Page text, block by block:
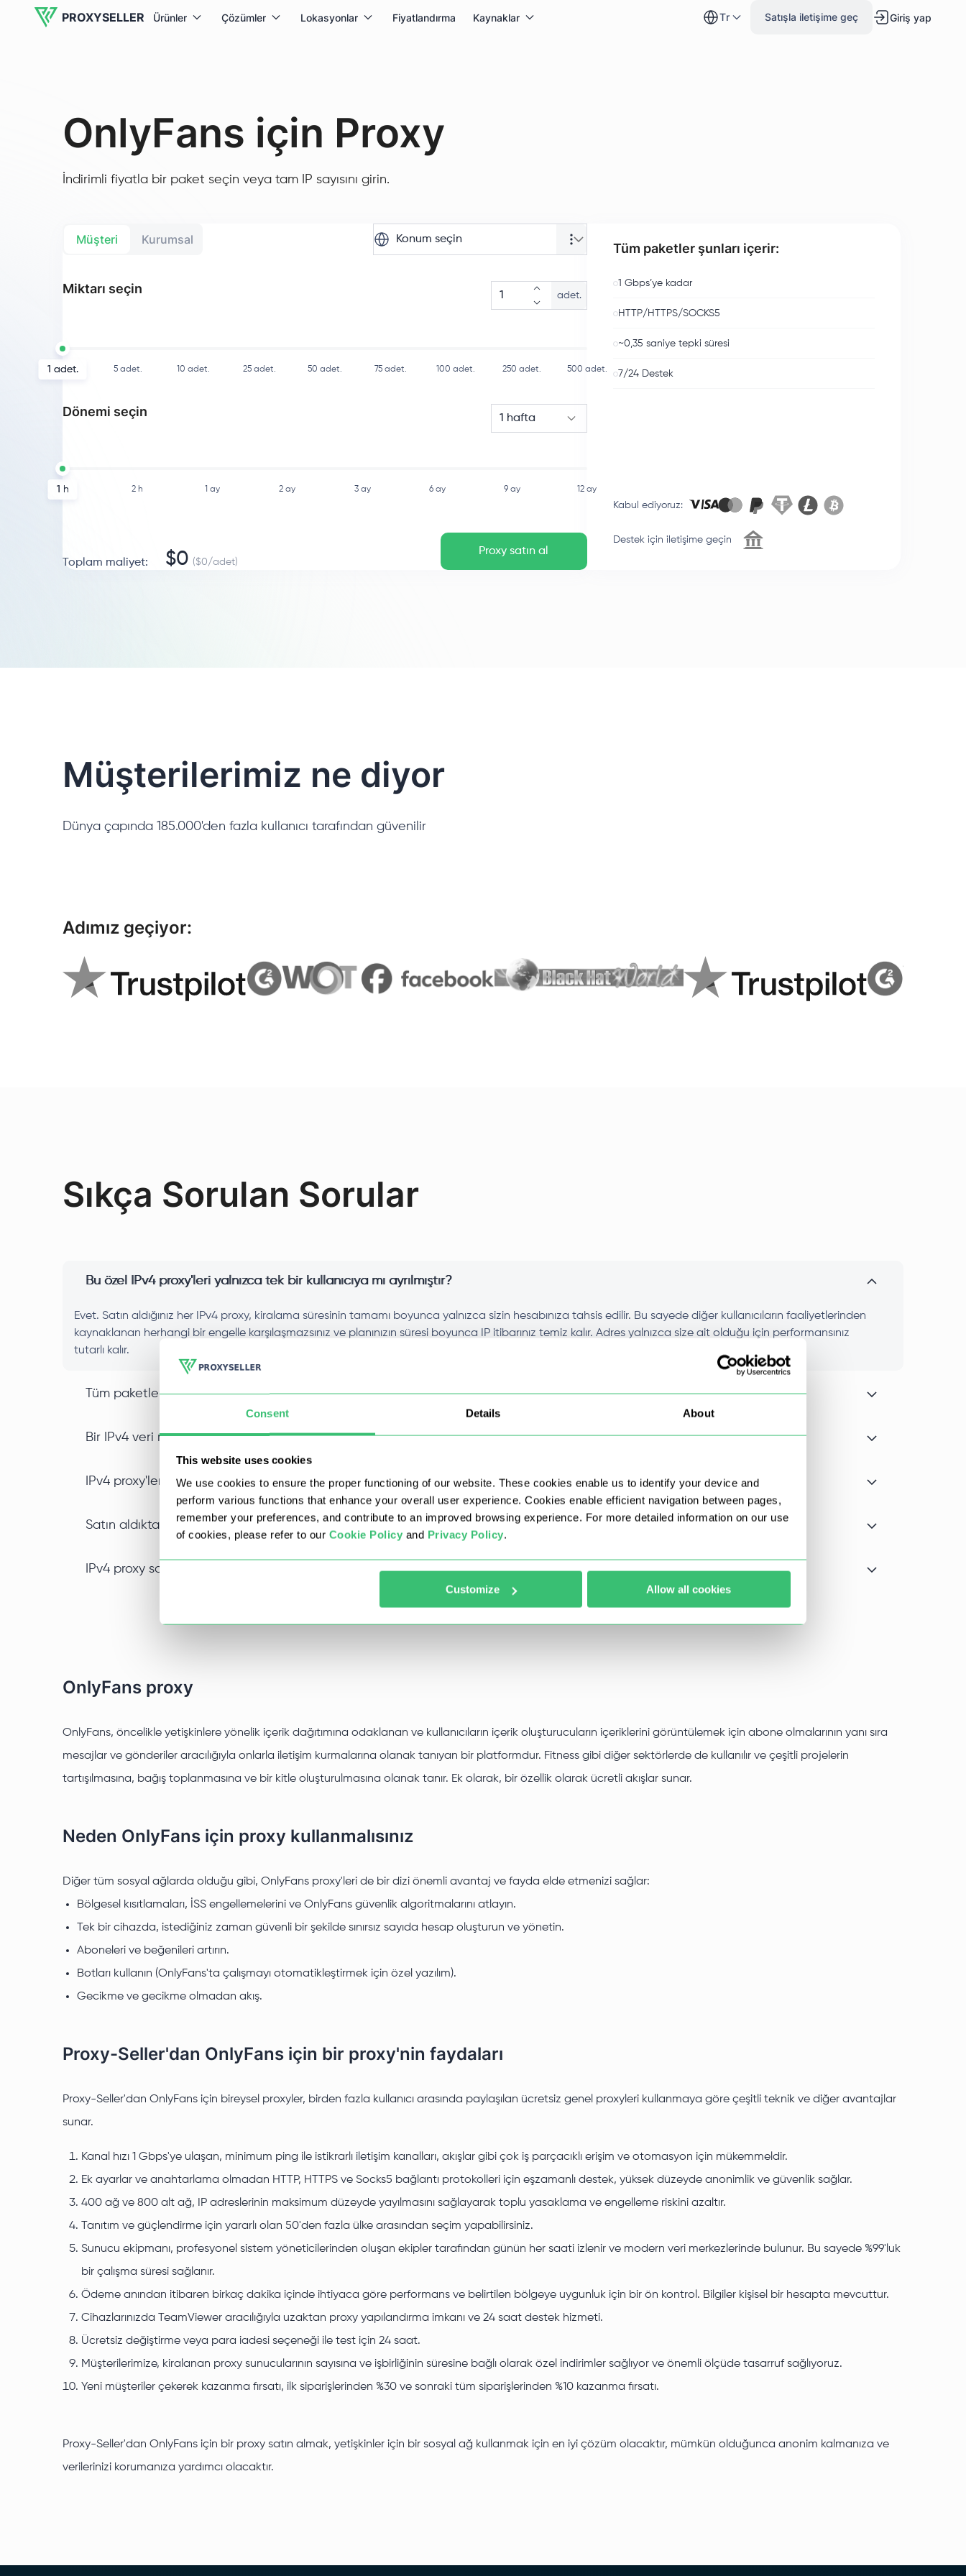
Consent Details About
This website uses cookies
We use cookies to ensure the proper functioning of our website. These cookies enable us to identify your device and
perform various functions that enhance your overall user experience. Cookies enable efficient navigation between pages,
remember your preferences, and contribute to an improved browsing experience. For more detailed information on our use
of cookies, please refer to our Cookie Policy and Privacy Policy.
Customize Allow all cookies
PROXYSELLER Ürünler Çözümler Lokasyonlar Fiyatlandırma Kaynaklar tr Satışla iletişime geç Giriş yap
OnlyFans için Proxy
İndirimli fiyatla bir paket seçin veya tam IP sayısını girin.
Müşteri Kurumsal Konum seçin
Miktarı seçin adet.
1 adet. 5 adet. 10 adet. 25 adet. 50 adet. 75 adet. 100 adet. 250 adet. 500 adet.
Dönemi seçin 1 hafta
1 h 2 h 1 ay 2 ay 3 ay 6 ay 9 ay 12 ay
Toplam maliyet: $0 ($0/adet)
Proxy satın al
Tüm paketler şunları içerir:
1 Gbps’ye kadar
HTTP/HTTPS/SOCKS5
~0,35 saniye tepki süresi
7/24 Destek
Kabul ediyoruz:
Destek için iletişime geçin
Müşterilerimiz ne diyor
Dünya çapında 185.000'den fazla kullanıcı tarafından güvenilir
Adımız geçiyor:
Sıkça Sorulan Sorular
Bu özel IPv4 proxy'leri yalnızca tek bir kullanıcıya mı ayrılmıştır?
Evet. Satın aldığınız her IPv4 proxy, kiralama süresinin tamamı boyunca yalnızca sizin hesabınıza tahsis edilir. Bu sayede diğer kullanıcıların faaliyetlerinden
kaynaklanan herhangi bir engelle karşılaşmazsınız ve planınızın süresi boyunca IP itibarınız temiz kalır. Adres yalnızca size ait olduğu için performansınız
tutarlı kalır.
Tüm paketlerde IPv4 SOCKS5 proxy desteği sunuyor musunuz?
Bir IPv4 veri merkezi proxy’sini diğer türlerden ayıran nedir?
IPv4 proxy'lerini toplu olarak indirimli bir şekilde satın almak mümkün mü?
Satın aldıktan sonra özel IPv4 proxy'mi ne kadar sürede kullanmaya başlayabilirim?
IPv4 proxy satın alırken belirli bir konum seçebilir miyim?
OnlyFans proxy
OnlyFans, öncelikle yetişkinlere yönelik içerik dağıtımına odaklanan ve kullanıcıların içerik oluşturucuların içeriklerini görüntülemek için abone olmalarının yanı sıra
mesajlar ve gönderiler aracılığıyla onlarla iletişim kurmalarına olanak tanıyan bir platformdur. Fitness gibi diğer sektörlerde de kullanılır ve çeşitli projelerin
tartışılmasına, bağış toplanmasına ve bir kitle oluşturulmasına olanak tanır. Ek olarak, bir özellik olarak ücretli akışlar sunar.
Neden OnlyFans için proxy kullanmalısınız
Diğer tüm sosyal ağlarda olduğu gibi, OnlyFans proxy'leri de bir dizi önemli avantaj ve fayda elde etmenizi sağlar:
Bölgesel kısıtlamaları, İSS engellemelerini ve OnlyFans güvenlik algoritmalarını atlayın.
Tek bir cihazda, istediğiniz zaman güvenli bir şekilde sınırsız sayıda hesap oluşturun ve yönetin.
Aboneleri ve beğenileri artırın.
Botları kullanın (OnlyFans'ta çalışmayı otomatikleştirmek için özel yazılım).
Gecikme ve gecikme olmadan akış.
Proxy-Seller'dan OnlyFans için bir proxy'nin faydaları
Proxy-Seller'dan OnlyFans için bireysel proxyler, birden fazla kullanıcı arasında paylaşılan ücretsiz genel proxyleri kullanmaya göre çeşitli teknik ve diğer avantajlar
sunar.
Kanal hızı 1 Gbps'ye ulaşan, minimum ping ile istikrarlı iletişim kanalları, akışlar gibi çok iş parçacıklı erişim ve otomasyon için mükemmeldir.
Ek ayarlar ve anahtarlama olmadan HTTP, HTTPS ve Socks5 bağlantı protokolleri için eşzamanlı destek, yüksek düzeyde anonimlik ve güvenlik sağlar.
400 ağ ve 800 alt ağ, IP adreslerinin maksimum düzeyde yayılmasını sağlayarak toplu yasaklama ve engelleme riskini azaltır.
Tanıtım ve güçlendirme için yararlı olan 50'den fazla ülke arasından seçim yapabilirsiniz.
Sunucu ekipmanı, profesyonel sistem yöneticilerinden oluşan ekipler tarafından günün her saati izlenir ve modern veri merkezlerinde bulunur. Bu sayede %99'luk
bir çalışma süresi sağlanır.
Ödeme anından itibaren birkaç dakika içinde ihtiyaca göre performans ve belirtilen bölgeye uygunluk için bir ön kontrol. Bilgiler kişisel bir hesapta mevcuttur.
Cihazlarınızda TeamViewer aracılığıyla uzaktan proxy yapılandırma imkanı ve 24 saat destek hizmeti.
Ücretsiz değiştirme veya para iadesi seçeneği ile test için 24 saat.
Müşterilerimize, kiralanan proxy sunucularının sayısına ve işbirliğinin süresine bağlı olarak özel indirimler sağlıyor ve önemli ölçüde tasarruf sağlıyoruz.
Yeni müşteriler çekerek kazanma fırsatı, ilk siparişlerinden %30 ve sonraki tüm siparişlerinden %10 kazanma fırsatı.
Proxy-Seller'dan OnlyFans için bir proxy satın almak, yetişkinler için bir sosyal ağ kullanmak için en iyi çözüm olacaktır, mümkün olduğunca anonim kalmanıza ve
verilerinizi korumanıza yardımcı olacaktır.